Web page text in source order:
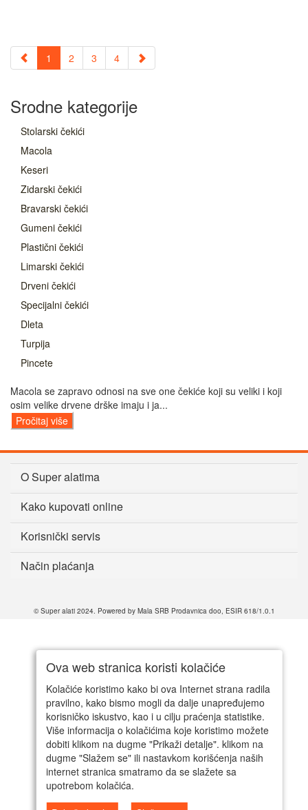
1 2 3 4
Srodne kategorije
Stolarski čekići
Macola
Keseri
Zidarski čekići
Bravarski čekići
Gumeni čekići
Plastični čekići
Limarski čekići
Drveni čekići
Specijalni čekići
Dleta
Turpija
Pincete
Macola se zapravo odnosi na sve one čekiće koji su veliki i koji
osim velike drvene drške imaju i ja...
Pročitaj više
O Super alatima
Kako kupovati online
Korisnički servis
Način plaćanja
© Super alati 2024. Powered by Mala SRB Prodavnica doo, ESIR 618/1.0.1
Ova web stranica koristi kolačiće
Kolačiće koristimo kako bi ova Internet strana radila
pravilno, kako bismo mogli da dalje unapređujemo
korisničko iskustvo, kao i u cilju praćenja statistike.
Više informacija o kolačićima koje koristimo možete
dobiti klikom na dugme "Prikaži detalje". klikom na
dugme "Slažem se" ili nastavkom korišćenja naših
internet stranica smatramo da se slažete sa
upotrebom kolačića.